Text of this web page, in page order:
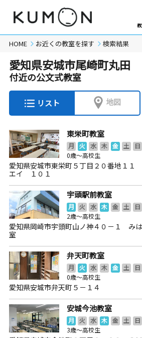
HOME お近くの教室を探す 検索結果
愛知県安城市尾崎町丸田
付近の公文式教室
リスト 地図
東栄町教室
月 火 水 木 金 土
日
0歳～高校生
愛知県安城市東栄町５丁目２０番地１１
エイ １０１
宇頭駅前教室
月 火 水 木 金 土
日
2歳～高校生
愛知県岡崎市宇頭町山ノ神４０－１ み
室
弁天町教室
月 火 水 木 金 土
日
0歳～高校生
愛知県安城市弁天町５－１４
安城今池教室
月 火 水 木 金 土
日
3歳～高校生